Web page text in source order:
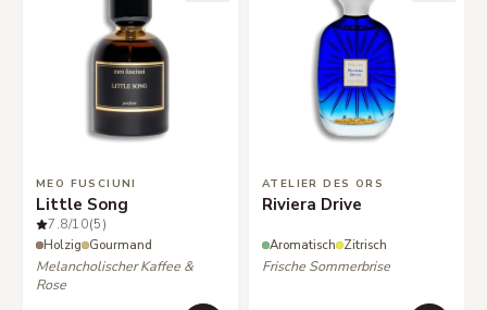
MEO FUSCIUNI
Little Song
7.8/10(5)
Holzig Gourmand
Melancholischer Kaffee &
Rose
ATELIER DES ORS
Riviera Drive
Aromatisch Zitrisch
Frische Sommerbrise